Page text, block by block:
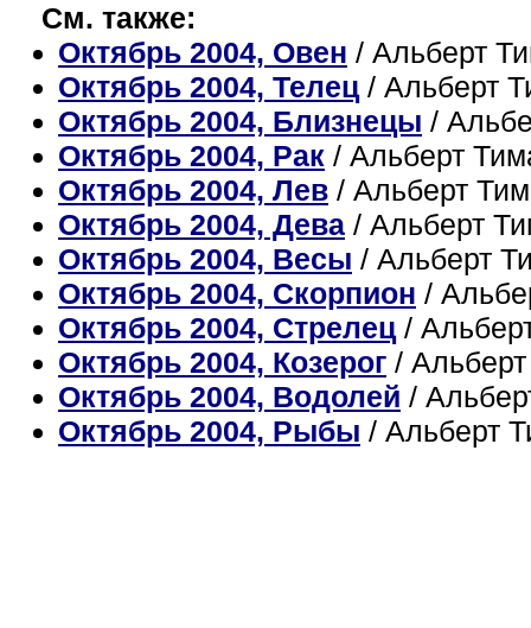
См. также:
Октябрь 2004, Овен / Альберт
Октябрь 2004, Телец/ Альберт
Октябрь 2004, Близнецы /
Октябрь 2004, Рак / Альберт
Октябрь 2004, Лев / Альберт
Октябрь 2004, Дева / Альберт
Октябрь 2004, Весы / Альберт
Октябрь 2004, Скорпион /
Октябрь 2004, Стрелец/
Октябрь 2004, Козерог /
Октябрь 2004, Водолей /
Октябрь 2004, Рыбы / Альберт